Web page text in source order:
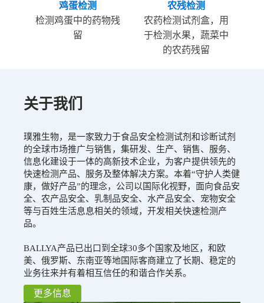
鸡蛋检测
检测鸡蛋中的药物残
留
农残检测
农药检测试剂盒，用
于检测水果，蔬菜中
的农药残留
关于我们
璞雅生物，是一家致力于食品安全检测试剂和诊断试剂
的全球市场推广与销售，集研发、生产、销售、服务、
信息化建设于一体的高新技术企业，为客户提供领先的
快速检测产品、服务及整体解决方案。本着“守护人类健
康，做好产品”的理念，公司以国际化视野，面向食品安
全、农产品安全、乳制品安全、水产品安全、宠物安全
等与百姓生活息息相关的领域，开发相关快速检测产
品。
BALLYA产品已出口到全球30多个国家及地区，和欧
美、俄罗斯、东南亚等地国际客商建立了长期、稳定的
业务往来并有着相互信任的和谐合作关系。
更多信息